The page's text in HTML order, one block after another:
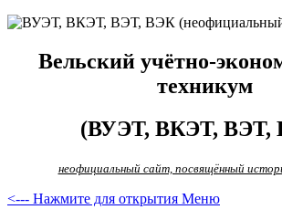
Вельский учётно-
техникум
(ВУЭТ, ВКЭТ, ВЭТ,
неофициальный сайт, посвящённый
<--- Нажмите для открытия Меню